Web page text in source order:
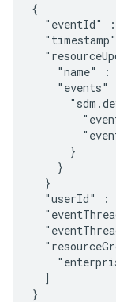
{
"eventId"
"name" :
"events"
      "
      }
    }
  }
"userId" :
  ]
}